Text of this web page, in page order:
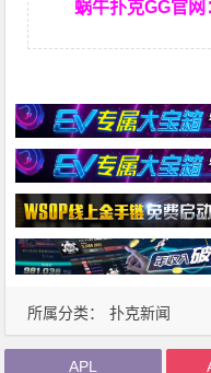
蜗牛扑克GG官网
所属分类： 扑克新闻
APL